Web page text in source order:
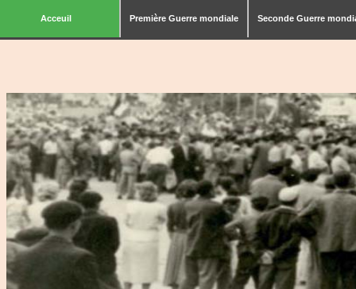
Acceuil Première Guerre mondiale Seconde Guerre